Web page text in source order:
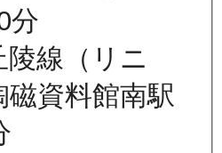
分
陵線（リニ
磁資料館南駅